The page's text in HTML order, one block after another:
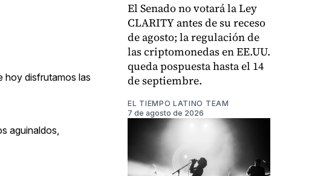
hoy disfrutamos las
aguinaldos,
El Senado no votará la Ley
CLARITY antes de su receso
de agosto; la regulación de
las criptomonedas en EE.UU.
queda pospuesta hasta el 14
de septiembre.
EL TIEMPO LATINO TEAM
7 de agosto de 2026